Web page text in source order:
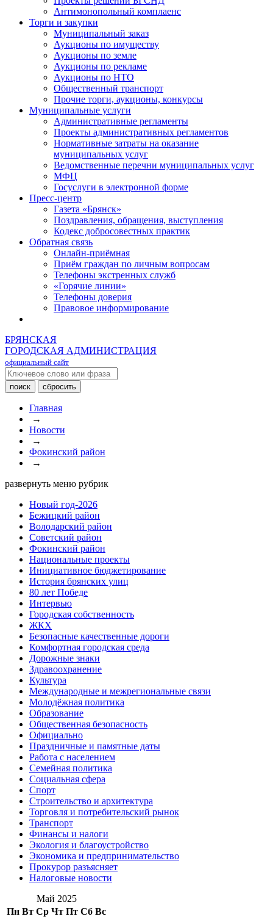
Антимонопольный комплаенс
Торги и закупки
Муниципальный заказ
Аукционы по имуществу
Аукционы по земле
Аукционы по рекламе
Аукционы по НТО
Общественный транспорт
Прочие торги, аукционы, конкурсы
Муниципальные услуги
Административные регламенты
Проекты административных регламентов
Нормативные затраты на оказание
муниципальных услуг
Ведомственные перечни муниципальных услуг
МФЦ
Госуслуги в электронной форме
Пресс-центр
Газета «Брянск»
Поздравления, обращения, выступления
Кодекс добросовестных практик
Обратная связь
Онлайн-приёмная
Приём граждан по личным вопросам
Телефоны экстренных служб
«Горячие линии»
Телефоны доверия
Правовое информирование
БРЯНСКАЯ
ГОРОДСКАЯ АДМИНИСТРАЦИЯ
официальный сайт
Главная
→
Новости
→
Фокинский район
→
развернуть меню рубрик
Новый год-2026
Бежицкий район
Володарский район
Советский район
Фокинский район
Национальные проекты
Инициативное бюджетирование
История брянских улиц
80 лет Победе
Интервью
Городская собственность
ЖКХ
Безопасные качественные дороги
Комфортная городская среда
Дорожные знаки
Здравоохранение
Культура
Международные и межрегиональные связи
Молодёжная политика
Образование
Общественная безопасность
Официально
Праздничные и памятные даты
Работа с населением
Семейная политика
Социальная сфера
Спорт
Строительство и архитектура
Торговля и потребительский рынок
Транспорт
Финансы и налоги
Экология и благоустройство
Экономика и предпринимательство
Прокурор разъясняет
Налоговые новости
Май 2025
Пн Вт Ср Чт Пт Сб Вс